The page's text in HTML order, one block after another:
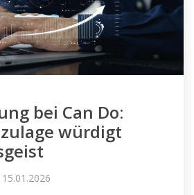
bei Can Do:
würdigt
15.01.2026